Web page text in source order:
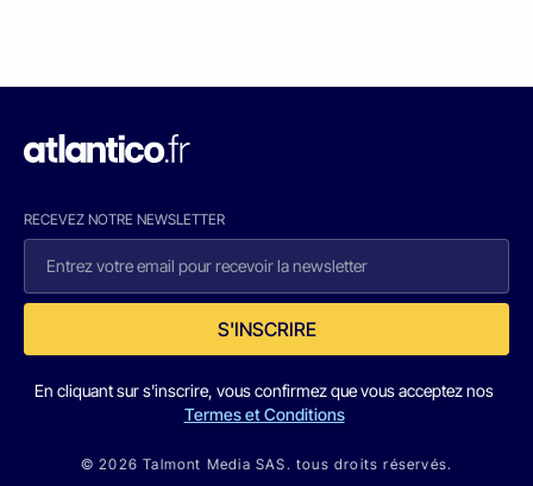
RECEVEZ NOTRE NEWSLETTER
S'INSCRIRE
En cliquant sur s'inscrire, vous confirmez que vous acceptez nos
Termes et Conditions
© 2026 Talmont Media SAS. tous droits réservés.